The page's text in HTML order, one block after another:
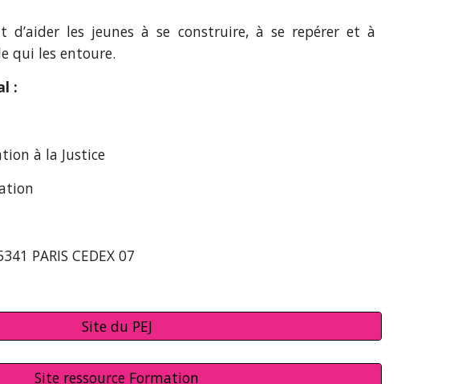
d’aider les jeunes à se construire, à se repérer et à
qui les entoure.
:
à la Justice
PARIS CEDEX 07
Site du PEJ
Site ressource Formation